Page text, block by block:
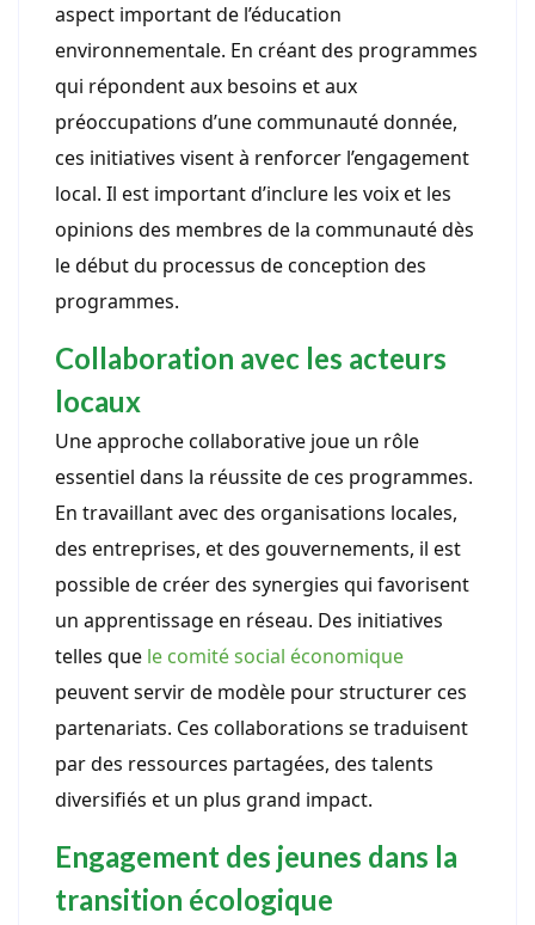
aspect important de l’éducation
environnementale. En créant des programmes
qui répondent aux besoins et aux
préoccupations d’une communauté donnée,
ces initiatives visent à renforcer l’engagement
local. Il est important d’inclure les voix et les
opinions des membres de la communauté dès
le début du processus de conception des
programmes.
Collaboration avec les acteurs
locaux
Une approche collaborative joue un rôle
essentiel dans la réussite de ces programmes.
En travaillant avec des organisations locales,
des entreprises, et des gouvernements, il est
possible de créer des synergies qui favorisent
un apprentissage en réseau. Des initiatives
telles que le comité social économique
peuvent servir de modèle pour structurer ces
partenariats. Ces collaborations se traduisent
par des ressources partagées, des talents
diversifiés et un plus grand impact.
Engagement des jeunes dans la
transition écologique